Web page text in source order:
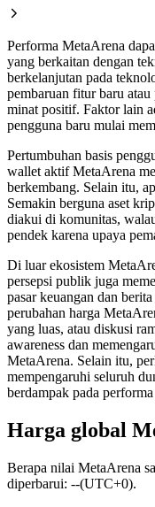
Performa MetaArena
yang berkaitan dengan
berkelanjutan pada
pembaruan fitur baru
minat positif. Faktor lain
pengguna baru mulai
Pertumbuhan basis
wallet aktif MetaArena
berkembang. Selain itu,
Semakin berguna aset
diakui di komunitas,
pendek karena upaya
Di luar ekosistem
persepsi publik juga
pasar keuangan dan
perubahan harga
yang luas, atau diskusi
awareness dan
MetaArena. Selain itu,
mempengaruhi seluruh
berdampak pada
Harga global
Berapa nilai MetaArena
diperbarui: --(UTC+0).